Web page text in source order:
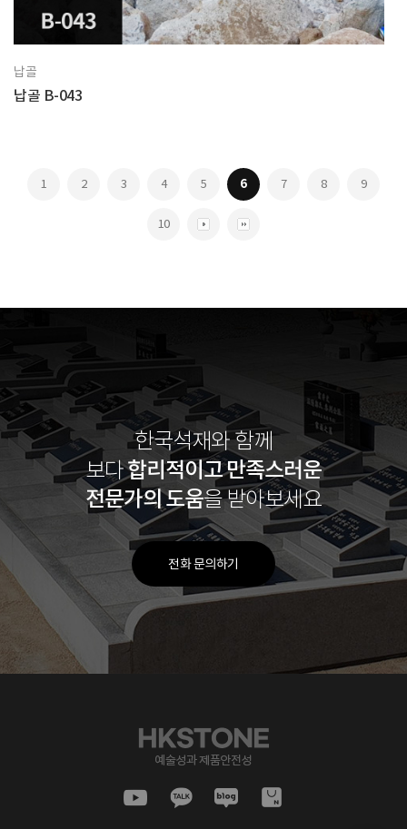
납골
납골 B-043
1 2 3 4 5 6 7 8 9
10
한국석재와 함께
보다합리적이고만족스러운
전문가의 도움을 받아보세요
전화 문의하기